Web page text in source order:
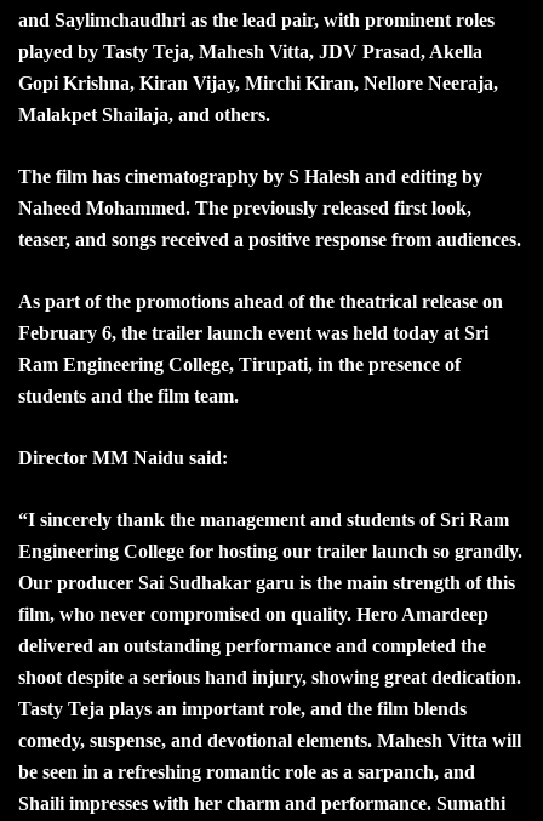
and Saylimchaudhri as the lead pair, with prominent roles
played by Tasty Teja, Mahesh Vitta, JDV Prasad, Akella
Gopi Krishna, Kiran Vijay, Mirchi Kiran, Nellore Neeraja,
Malakpet Shailaja, and others.
The film has cinematography by S Halesh and editing by
Naheed Mohammed. The previously released first look,
teaser, and songs received a positive response from audiences.
As part of the promotions ahead of the theatrical release on
February 6, the trailer launch event was held today at Sri
Ram Engineering College, Tirupati, in the presence of
students and the film team.
Director MM Naidu said:
“I sincerely thank the management and students of Sri Ram
Engineering College for hosting our trailer launch so grandly.
Our producer Sai Sudhakar garu is the main strength of this
film, who never compromised on quality. Hero Amardeep
delivered an outstanding performance and completed the
shoot despite a serious hand injury, showing great dedication.
Tasty Teja plays an important role, and the film blends
comedy, suspense, and devotional elements. Mahesh Vitta will
be seen in a refreshing romantic role as a sarpanch, and
Shaili impresses with her charm and performance. Sumathi